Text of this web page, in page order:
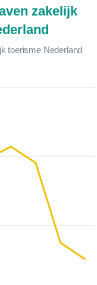
zakelijk
toerisme Nederland